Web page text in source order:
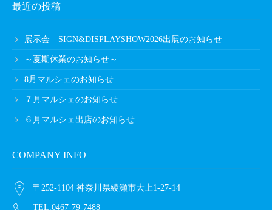
最近の投稿
展示会 SIGN&DISPLAYSHOW2026出展のお知らせ
～夏期休業のお知らせ～
8月マルシェのお知らせ
７月マルシェのお知らせ
６月マルシェ出店のお知らせ
COMPANY INFO
〒252-1104 神奈川県綾瀬市大上1-27-14
TEL.0467-79-7488